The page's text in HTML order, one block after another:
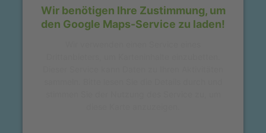
Wir benötigen Ihre Zustimmung, um
den Google Maps-Service zu laden!